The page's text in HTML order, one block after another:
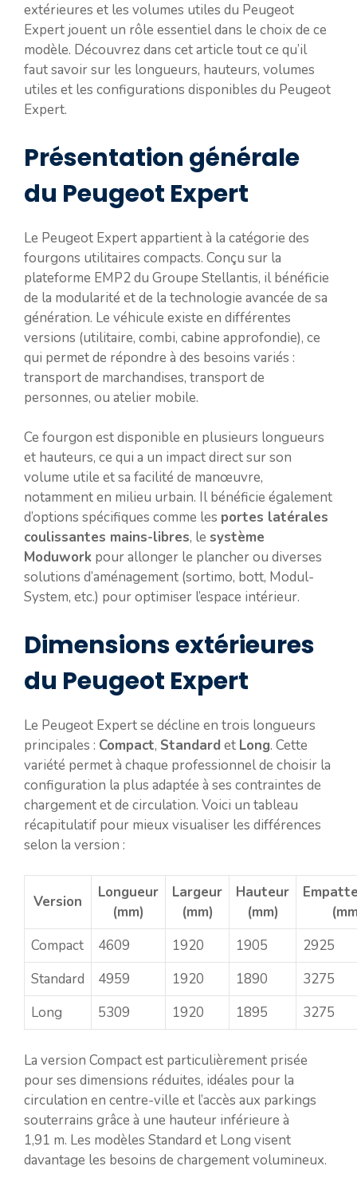
extérieures et les volumes utiles du Peugeot
Expert jouent un rôle essentiel dans le choix de ce
modèle. Découvrez dans cet article tout ce qu’il
faut savoir sur les longueurs, hauteurs, volumes
utiles et les configurations disponibles du Peugeot
Expert.
Présentation générale
du Peugeot Expert
Le Peugeot Expert appartient à la catégorie des
fourgons utilitaires compacts. Conçu sur la
plateforme EMP2 du Groupe Stellantis, il bénéficie
de la modularité et de la technologie avancée de sa
génération. Le véhicule existe en différentes
versions (utilitaire, combi, cabine approfondie), ce
qui permet de répondre à des besoins variés :
transport de marchandises, transport de
personnes, ou atelier mobile.
Ce fourgon est disponible en plusieurs longueurs
et hauteurs, ce qui a un impact direct sur son
volume utile et sa facilité de manœuvre,
notamment en milieu urbain. Il bénéficie également
d’options spécifiques comme les portes latérales
coulissantes mains-libres, le système
Moduwork pour allonger le plancher ou diverses
solutions d’aménagement (sortimo, bott, Modul-
System, etc.) pour optimiser l’espace intérieur.
Dimensions extérieures
du Peugeot Expert
Le Peugeot Expert se décline en trois longueurs
principales : Compact, Standard et Long. Cette
variété permet à chaque professionnel de choisir la
configuration la plus adaptée à ses contraintes de
chargement et de circulation. Voici un tableau
récapitulatif pour mieux visualiser les différences
selon la version :
Version
Longueur
(mm)
Largeur
(mm)
Hauteur
(mm)
Compact
4609 1920 1905
2925
Standard
4959 1920 1890
3275
Long
5309 1920 1895 3275
La version Compact est particulièrement prisée
pour ses dimensions réduites, idéales pour la
circulation en centre-ville et l’accès aux parkings
souterrains grâce à une hauteur inférieure à
1,91 m. Les modèles Standard et Long visent
davantage les besoins de chargement volumineux.